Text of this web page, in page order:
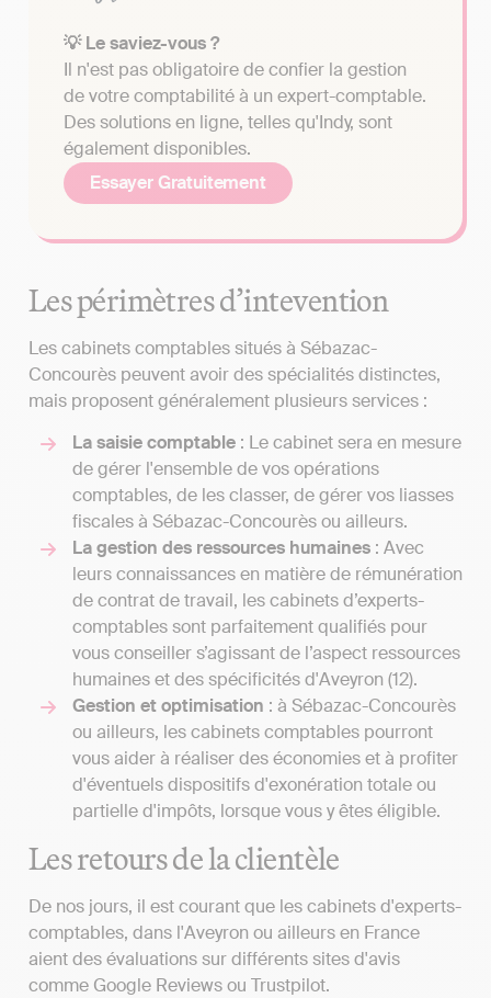
💡 Le saviez-vous ?
Il n'est pas obligatoire de confier la gestion
de votre comptabilité à un expert-comptable.
Des solutions en ligne, telles qu'Indy, sont
également disponibles.
Essayer Gratuitement
Les périmètres d’intevention
Les cabinets comptables situés à Sébazac-
Concourès peuvent avoir des spécialités distinctes,
mais proposent généralement plusieurs services :
La saisie comptable : Le cabinet sera en mesure
de gérer l'ensemble de vos opérations
comptables, de les classer, de gérer vos liasses
fiscales à Sébazac-Concourès ou ailleurs.
La gestion des ressources humaines : Avec
leurs connaissances en matière de rémunération
de contrat de travail, les cabinets d’experts-
comptables sont parfaitement qualifiés pour
vous conseiller s’agissant de l’aspect ressources
humaines et des spécificités d'Aveyron (12).
Gestion et optimisation : à Sébazac-Concourès
ou ailleurs, les cabinets comptables pourront
vous aider à réaliser des économies et à profiter
d'éventuels dispositifs d'exonération totale ou
partielle d'impôts, lorsque vous y êtes éligible.
Les retours de la clientèle
De nos jours, il est courant que les cabinets d'experts-
comptables, dans l'Aveyron ou ailleurs en France
aient des évaluations sur différents sites d'avis
comme Google Reviews ou Trustpilot.